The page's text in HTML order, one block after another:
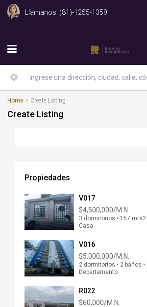
Llamanos: (81)-1255-1359
Home Create Listing
Create Listing
Propiedades
V017
$4,500,000/M.N.
3 dormitorios • 157 mts2
Casa
V016
$5,000,000/M.N.
2 dormitorios • 2 baños
Departamento
R022
$60,000/M.N.